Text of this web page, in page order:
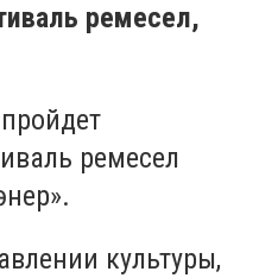
ремесел,
ремесел
культуры,